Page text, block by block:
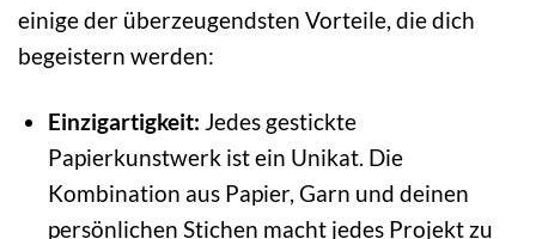
einige der überzeugendsten Vorteile, die dich
begeistern werden:
Einzigartigkeit: Jedes gestickte
Papierkunstwerk ist ein Unikat. Die
Kombination aus Papier, Garn und deinen
persönlichen Stichen macht jedes Projekt zu